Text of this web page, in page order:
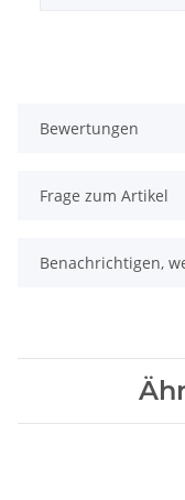
Bewertungen
Frage zum Artikel
Benachrichtigen,